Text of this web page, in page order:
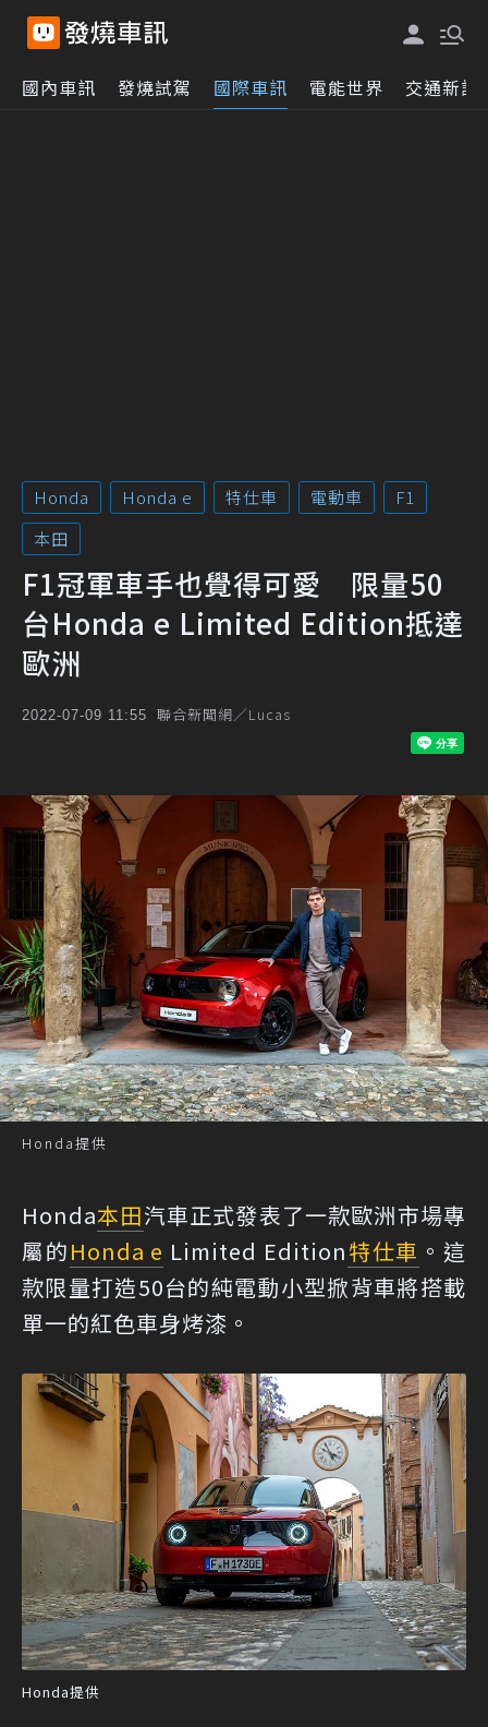
國內車訊 發燒試駕 國際車訊 電能世界 交通新訊
Honda Honda e 特仕車 電動車
F1
本田
F1冠軍車手也覺得可愛 限量50
台Honda e Limited Edition抵達
歐洲
2022-07-09 11:55 聯合新聞網／Lucas
Honda提供
Honda本田汽車正式發表了一款歐洲市場專
屬的Honda e Limited Edition特仕車 。這
款限量打造50台的純電動小型掀背車將搭載
單一的紅色車身烤漆。
Honda提供